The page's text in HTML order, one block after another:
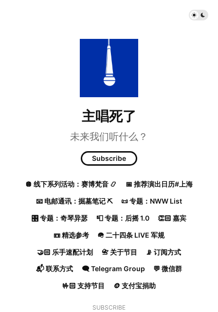
主唱死了
未来我们听什么？
Subscribe
🪩 线下系列活动：赛博梵音 📿 📅 推荐演出日历#上海
📧 电邮通讯：掘墓笔记 ⛏️ 📜 专题：NWW List
🎛️ 专题：奇琴异瑟 📮 专题：后摇 1.0 👏🏻 嘉宾
📼 精选参考 🪖 二十四条 LIVE 军规
🤝🏻 乐手速配计划 📇 关于节目 📡 订阅方式
📬 联系方式 🗨️ Telegram Group 💬 微信群
🤟🏻 支持节目 🪙 支付宝捐助
SUBSCRIBE